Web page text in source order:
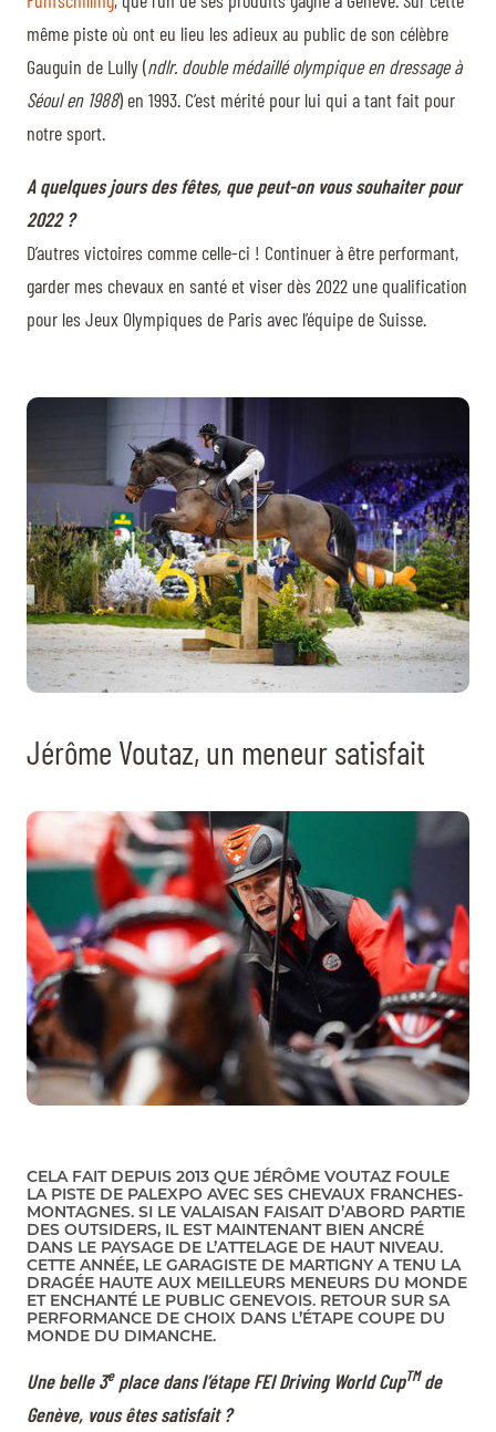
même piste où ont eu lieu les adieux au public de son célèbre
Gauguin de Lully (ndlr. double médaillé olympique en dressage à
Séoul en 1988) en 1993. C’est mérité pour lui qui a tant fait pour
notre sport.
A quelques jours des fêtes, que peut-on vous souhaiter pour
2022 ?
D’autres victoires comme celle-ci ! Continuer à être performant,
garder mes chevaux en santé et viser dès 2022 une qualification
pour les Jeux Olympiques de Paris avec l’équipe de Suisse.
Jérôme Voutaz, un meneur satisfait
CELA FAIT DEPUIS 2013 QUE JÉRÔME VOUTAZ FOULE
LA PISTE DE PALEXPO AVEC SES CHEVAUX FRANCHES-
MONTAGNES. SI LE VALAISAN FAISAIT D’ABORD PARTIE
DES OUTSIDERS, IL EST MAINTENANT BIEN ANCRÉ
DANS LE PAYSAGE DE L’ATTELAGE DE HAUT NIVEAU.
CETTE ANNÉE, LE GARAGISTE DE MARTIGNY A TENU LA
DRAGÉE HAUTE AUX MEILLEURS MENEURS DU MONDE
ET ENCHANTÉ LE PUBLIC GENEVOIS. RETOUR SUR SA
PERFORMANCE DE CHOIX DANS L’ÉTAPE COUPE DU
MONDE DU DIMANCHE.
Une belle 3eplace dans l’étape FEI Driving World CupTMde
Genève, vous êtes satisfait ?